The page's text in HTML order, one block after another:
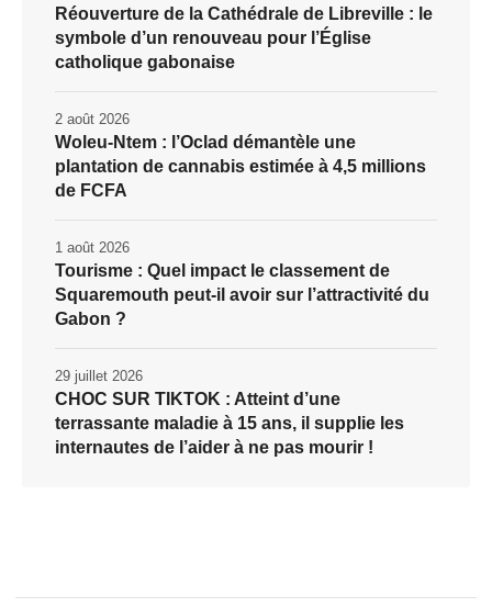
Réouverture de la Cathédrale de Libreville : le
symbole d’un renouveau pour l’Église
catholique gabonaise
Woleu-Ntem : l’Oclad démantèle une
plantation de cannabis estimée à 4,5 millions
de FCFA
2 août 2026
Tourisme : Quel impact le classement de
Squaremouth peut-il avoir sur l’attractivité du
Gabon ?
1 août 2026
CHOC SUR TIKTOK : Atteint d’une
terrassante maladie à 15 ans, il supplie les
internautes de l’aider à ne pas mourir !
29 juillet 2026